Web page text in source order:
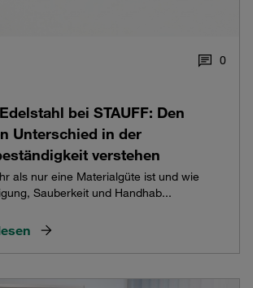
0
bei STAUFF: Den
Unterschied in der
verstehen
als nur eine Materialgüte ist und wie
Sauberkeit und Handhab...